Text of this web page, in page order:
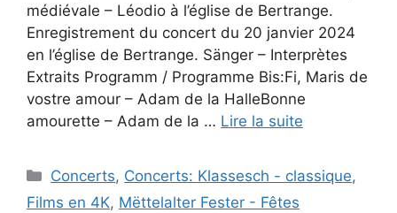
médiévale – Léodio à l’église de Bertrange.
Enregistrement du concert du 20 janvier 2024
en l’église de Bertrange. Sänger – Interprètes
Extraits Programm / Programme Bis:Fi, Maris de
vostre amour – Adam de la HalleBonne
amourette – Adam de la … Lire la suite
Catégories
Concerts, Concerts: Klassesch - classique,
Films en 4K, Mëttelalter Fester - Fêtes